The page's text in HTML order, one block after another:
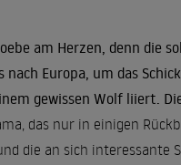
am Herzen, denn die
Europa, um das
gewissen Wolf liiert.
das nur in einigen
die an sich interessante